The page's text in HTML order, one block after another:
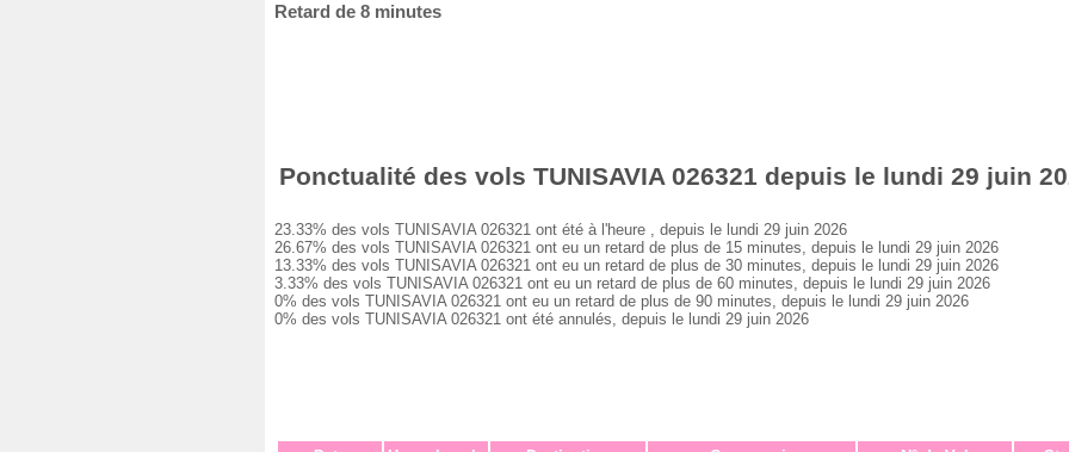
Retard de 8 minutes
Ponctualité des vols TUNISAVIA 026321 depuis le lundi 29 juin
23.33% des vols TUNISAVIA 026321 ont été à l'heure , depuis le lundi 29 juin 2026
26.67% des vols TUNISAVIA 026321 ont eu un retard de plus de 15 minutes, depuis le lundi 29 juin 2026
13.33% des vols TUNISAVIA 026321 ont eu un retard de plus de 30 minutes, depuis le lundi 29 juin 2026
3.33% des vols TUNISAVIA 026321 ont eu un retard de plus de 60 minutes, depuis le lundi 29 juin 2026
0% des vols TUNISAVIA 026321 ont eu un retard de plus de 90 minutes, depuis le lundi 29 juin 2026
0% des vols TUNISAVIA 026321 ont été annulés, depuis le lundi 29 juin 2026